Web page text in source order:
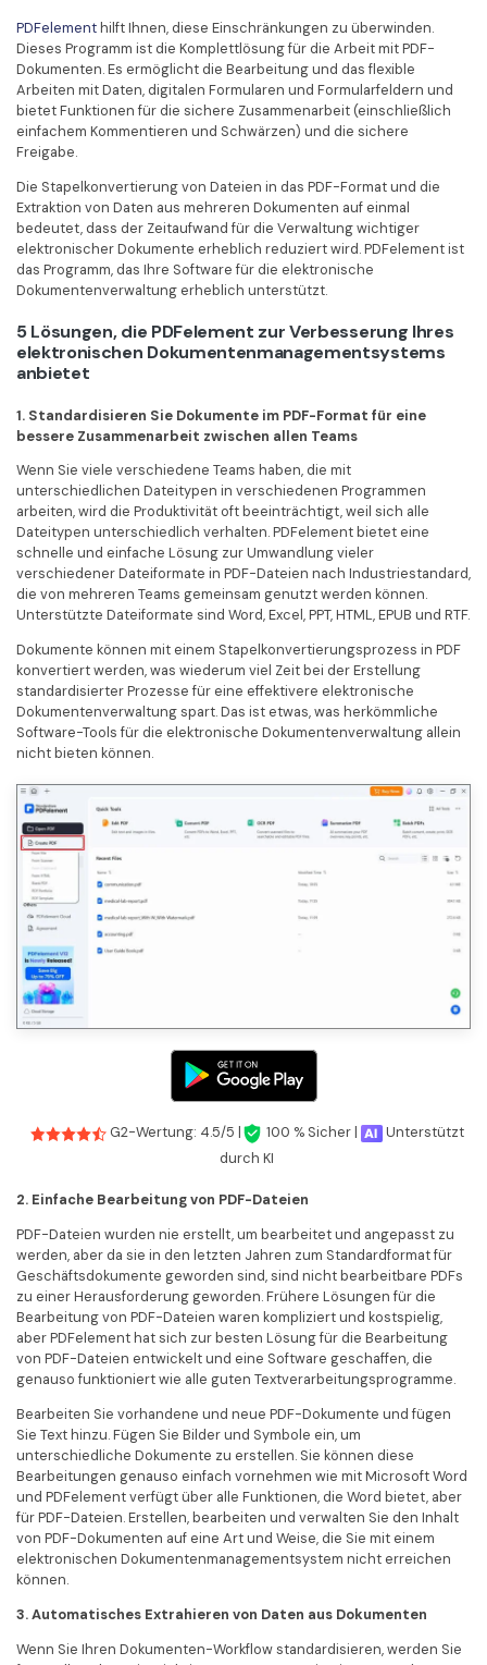
PDFelementhilft Ihnen, diese Einschränkungen zu überwinden.
Dieses Programm ist die Komplettlösung für die Arbeit mit PDF-
Dokumenten. Es ermöglicht die Bearbeitung und das flexible
Arbeiten mit Daten, digitalen Formularen und Formularfeldern und
bietet Funktionen für die sichere Zusammenarbeit (einschließlich
einfachem Kommentieren und Schwärzen) und die sichere
Freigabe.
Die Stapelkonvertierung von Dateien in das PDF-Format und die
Extraktion von Daten aus mehreren Dokumenten auf einmal
bedeutet, dass der Zeitaufwand für die Verwaltung wichtiger
elektronischer Dokumente erheblich reduziert wird. PDFelement ist
das Programm, das Ihre Software für die elektronische
Dokumentenverwaltung erheblich unterstützt.
5 Lösungen, die PDFelement zur Verbesserung Ihres
elektronischen Dokumentenmanagementsystems
anbietet
1. Standardisieren Sie Dokumente im PDF-Format für eine
bessere Zusammenarbeit zwischen allen Teams
Wenn Sie viele verschiedene Teams haben, die mit
unterschiedlichen Dateitypen in verschiedenen Programmen
arbeiten, wird die Produktivität oft beeinträchtigt, weil sich alle
Dateitypen unterschiedlich verhalten. PDFelement bietet eine
schnelle und einfache Lösung zur Umwandlung vieler
verschiedener Dateiformate in PDF-Dateien nach Industriestandard,
die von mehreren Teams gemeinsam genutzt werden können.
Unterstützte Dateiformate sind Word, Excel, PPT, HTML, EPUB und RTF.
Dokumente können mit einem Stapelkonvertierungsprozess in PDF
konvertiert werden, was wiederum viel Zeit bei der Erstellung
standardisierter Prozesse für eine effektivere elektronische
Dokumentenverwaltung spart. Das ist etwas, was herkömmliche
Software-Tools für die elektronische Dokumentenverwaltung allein
nicht bieten können.
G2-Wertung: 4.5/5 | 100 % Sicher |
Unterstützt
durch KI
2. Einfache Bearbeitung von PDF-Dateien
PDF-Dateien wurden nie erstellt, um bearbeitet und angepasst zu
werden, aber da sie in den letzten Jahren zum Standardformat für
Geschäftsdokumente geworden sind, sind nicht bearbeitbare PDFs
zu einer Herausforderung geworden. Frühere Lösungen für die
Bearbeitung von PDF-Dateien waren kompliziert und kostspielig,
aber PDFelement hat sich zur besten Lösung für die Bearbeitung
von PDF-Dateien entwickelt und eine Software geschaffen, die
genauso funktioniert wie alle guten Textverarbeitungsprogramme.
Bearbeiten Sie vorhandene und neue PDF-Dokumente und fügen
Sie Text hinzu. Fügen Sie Bilder und Symbole ein, um
unterschiedliche Dokumente zu erstellen. Sie können diese
Bearbeitungen genauso einfach vornehmen wie mit Microsoft Word
und PDFelement verfügt über alle Funktionen, die Word bietet, aber
für PDF-Dateien. Erstellen, bearbeiten und verwalten Sie den Inhalt
von PDF-Dokumenten auf eine Art und Weise, die Sie mit einem
elektronischen Dokumentenmanagementsystem nicht erreichen
können.
3. Automatisches Extrahieren von Daten aus Dokumenten
Wenn Sie Ihren Dokumenten-Workflow standardisieren, werden Sie